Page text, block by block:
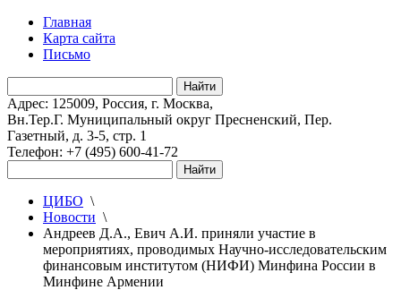
Главная
Карта сайта
Письмо
Адрес: 125009, Россия, г. Москва,
Вн.Тер.Г. Муниципальный округ Пресненский, Пер.
Газетный, д. 3-5, стр. 1
Телефон: +7 (495) 600-41-72
ЦИБО \
Новости \
Андреев Д.А., Евич А.И. приняли участие в
мероприятиях, проводимых Научно-исследовательским
финансовым институтом (НИФИ) Минфина России в
Минфине Армении